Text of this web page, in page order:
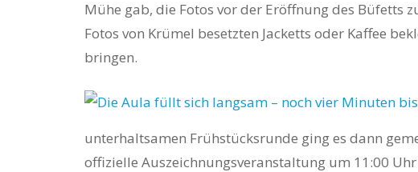
Mühe gab, die Fotos vor der Eröffnung des Büfetts
Fotos von Krümel besetzten Jacketts oder Kaffee
bringen.
unterhaltsamen Frühstücksrunde ging es dann
offizielle Auszeichnungsveranstaltung um 11:00